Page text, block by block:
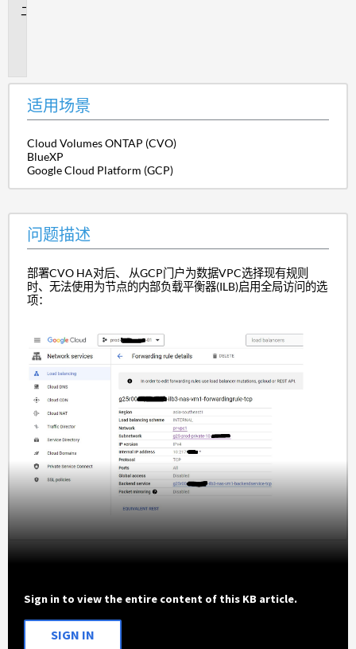
适用场景
Cloud Volumes ONTAP (CVO)
BlueXP
Google Cloud Platform (GCP)
问题描述
部署CVO HA对后、 从GCP门户为数据VPC选择现有规则
时、无法使用为节点的内部负载平衡器(ILB)启用全局访问的选
项：
Sign in to view the entire content of this KB article.
SIGN IN